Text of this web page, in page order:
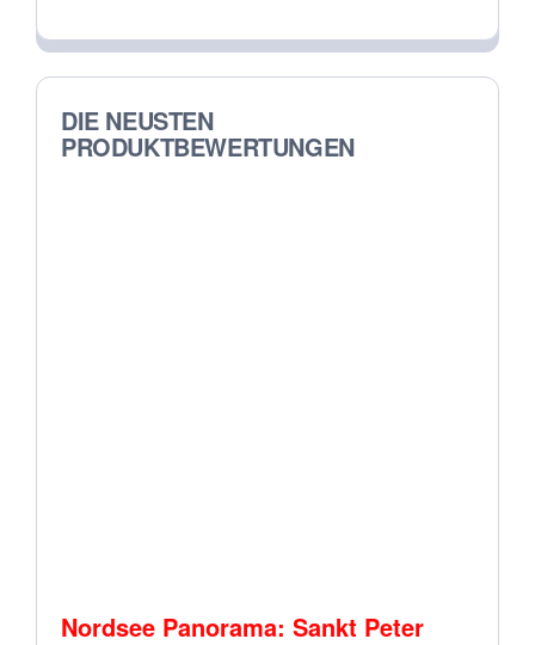
DIE NEUSTEN
PRODUKTBEWERTUNGEN
Nordsee Panorama: Sankt Peter